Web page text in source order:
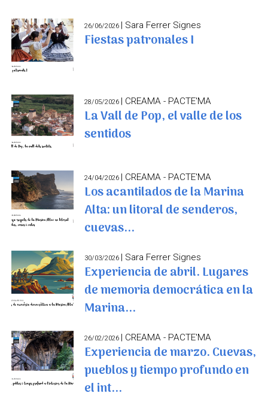
26/06/2026 | Sara Ferrer Signes
Fiestas patronales I
28/05/2026 | CREAMA - PACTE'MA
La Vall de Pop, el valle de los
sentidos
24/04/2026 | CREAMA - PACTE'MA
Los acantilados de la Marina
Alta: un litoral de senderos,
cuevas...
30/03/2026 | Sara Ferrer Signes
Experiencia de abril. Lugares
de memoria democrática en la
Marina...
26/02/2026 | CREAMA - PACTE'MA
Experiencia de marzo. Cuevas,
pueblos y tiempo profundo en
el int...